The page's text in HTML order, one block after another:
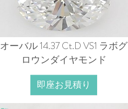
オーバル 14.37 Ct.D VS1 ラボグ
ロウンダイヤモンド
即座お見積り